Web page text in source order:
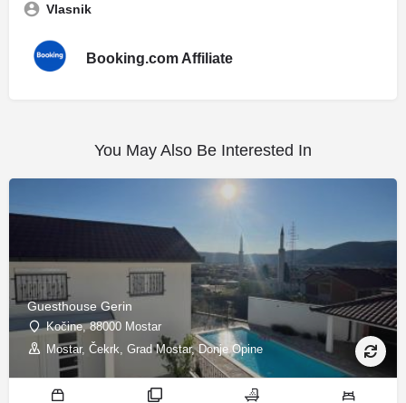
Vlasnik
Booking.com Affiliate
You May Also Be Interested In
Guesthouse Gerin
Kočine, 88000 Mostar
Mostar, Čekrk, Grad Mostar, Donje Opine